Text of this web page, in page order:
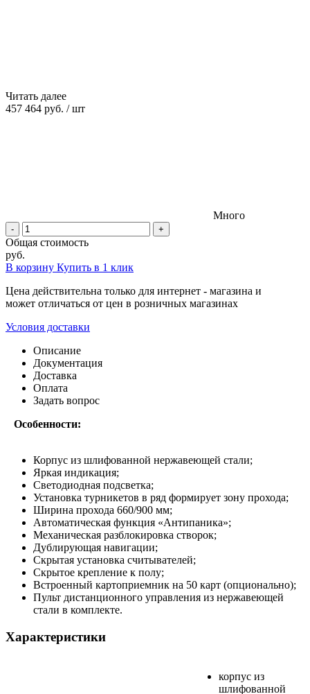
Читать далее
457 464 руб. / шт
Много
- +
Общая стоимость
руб.
В корзину Купить в 1 клик
Цена действительна только для интернет - магазина и
может отличаться от цен в розничных магазинах
Условия доставки
Описание
Документация
Доставка
Оплата
Задать вопрос
Особенности:
Корпус из шлифованной нержавеющей стали;
Яркая индикация;
Светодиодная подсветка;
Установка турникетов в ряд формирует зону прохода;
Ширина прохода 660/900 мм;
Автоматическая функция «Антипаника»;
Механическая разблокировка створок;
Дублирующая навигации;
Скрытая установка считывателей;
Скрытое крепление к полу;
Встроенный картоприемник на 50 карт (опционально);
Пульт дистанционного управления из нержавеющей
стали в комплекте.
Характеристики
корпус из
шлифованной